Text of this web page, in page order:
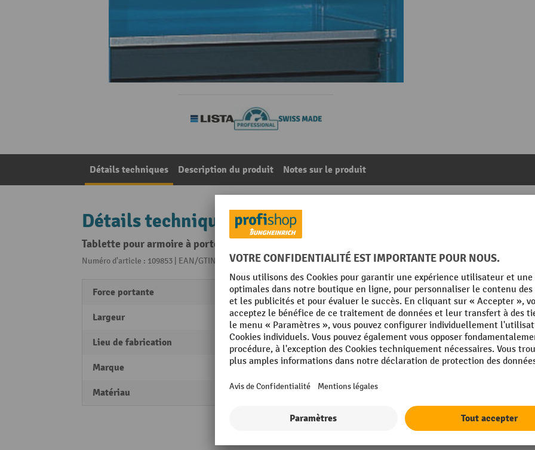
Détails techniques Description du produit Notes sur le produit
Détails techniques
Tablette pour armoire à portes coulissantes, extra large, l x p 2 000 x 400 mm
Numéro d'article : 109853 | EAN/GTIN: 4047417506066De la catégorie :Accessoires pour meubles à portes coulissantes
Force portante 60 kg
Largeur 980 mm
Lieu de fabrication Swiss Made
Marque LISTA
Matériau Tôle d'acier
Poids propre
Profondeur
Propriétés techniques